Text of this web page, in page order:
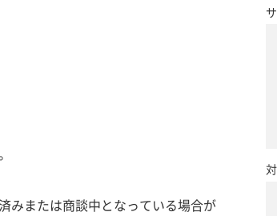
みまたは商談中となっている場合が